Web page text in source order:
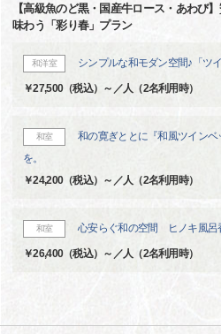
【高級魚のど黒・国産牛ロース・あわび
味わう「彩り春」プラン
和洋室 シンプルな和モダン空間♪「ツ
￥27,500（税込）～／人（2名利用時）
和室
和の寛ぎととに『和風ツイン
を。
￥24,200（税込）～／人（2名利用時）
和室 心安らぐ和の空間 ヒノキ風呂
￥26,400（税込）～／人（2名利用時）